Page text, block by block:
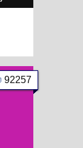
92257